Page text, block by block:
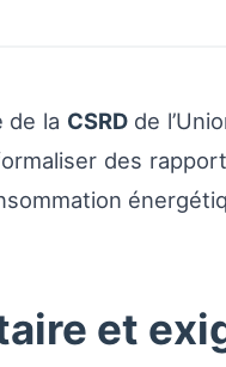
de la CSRDde
des
et